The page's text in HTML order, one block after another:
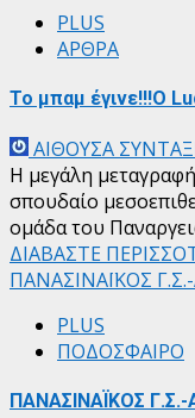
PLUS
ΑΡΘΡΑ
Το μπαμ έγινε!!!Ο
ΑΙΘΟΥΣΑ
Η μεγάλη
σπουδαίο
ομάδα του
ΔΙΑΒΑΣΤΕ
ΠΑΝΑΣΙΝΑΪΚΟΣ
PLUS
ΠΟΔΟΣΦΑΙΡΟ
ΠΑΝΑΣΙΝΑΪΚΟΣ